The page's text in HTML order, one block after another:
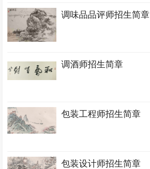
调味品品评师招生简章
调酒师招生简章
包装工程师招生简章
包装设计师招生简章